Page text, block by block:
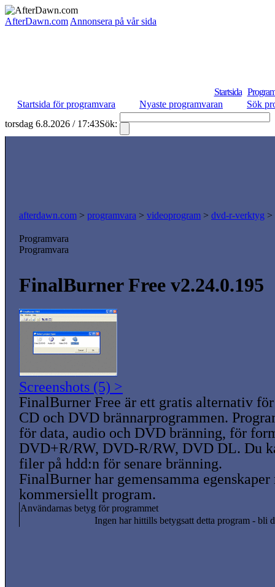
AfterDawn.com Annonsera på vår sida
Startsida
Startsida för programvara
Nyaste programvaran
Sök
torsdag 6.8.2026 / 17:43Sök:
afterdawn.com > programvara > videoprogram > dvd-r-verktyg >
Programvara
Programvara
FinalBurner Free v2.24.0.195
Screenshots (5) >
FinalBurner Free är ett gratis alternativ
CD och DVD brännarprogrammen.
för data, audio och DVD bränning, för
DVD+R/RW, DVD-R/RW, DVD DL. Du
filer på hdd:n för senare bränning.
FinalBurner har gemensamma egenskaper
kommersiellt program.
Användarnas betyg för programmet
Ingen har hittills betygsatt detta program - bli